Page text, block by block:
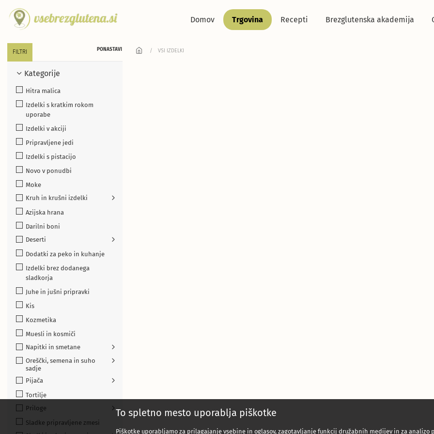
Domov
Trgovina Recepti Brezglutenska akademija
FILTRI PONASTAVI
Kategorije
Hitra malica
Izdelki s kratkim rokom
uporabe
Izdelki v akciji
Pripravljene jedi
Izdelki s pistacijo
Novo v ponudbi
Moke
Kruh in krušni izdelki
Azijska hrana
Darilni boni
Deserti
Dodatki za peko in kuhanje
Izdelki brez dodanega
sladkorja
Juhe in jušni pripravki
Kis
Kozmetika
Muesli in kosmiči
Napitki in smetane
Oreščki, semena in suho
sadje
Pijača
Tortilje
Priloge
Sladke pripravljene zmesi
VSI IZDELKI
To spletno mesto uporablja piškotke
Piškotke uporabljamo za prilagajanje vsebine in oglasov, zagotavljanje funkcij družabnih medijev in za analizo